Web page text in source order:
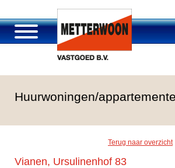
Portfolio
Huurwoningen/
Terug naar overzicht
Vianen, Ursulinenhof 83